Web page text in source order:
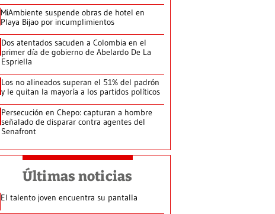
MiAmbiente suspende obras de hotel en
Playa Bijao por incumplimientos
Dos atentados sacuden a Colombia en el
primer día de gobierno de Abelardo De La
Espriella
Los no alineados superan el 51% del padrón
y le quitan la mayoría a los partidos políticos
Persecución en Chepo: capturan a hombre
señalado de disparar contra agentes del
Senafront
Últimas noticias
El talento joven encuentra su pantalla​